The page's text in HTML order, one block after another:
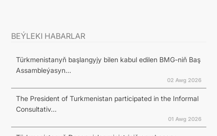
BEÝLEKI HABARLAR
Türkmenistanyň başlangyjy bilen kabul edilen BMG-niň Baş
Assambleýasyn...
02 Awg 2026
The President of Turkmenistan participated in the Informal
Consultativ...
01 Awg 2026